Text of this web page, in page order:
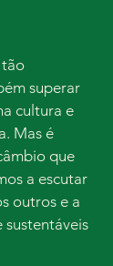
tão
superar
cultura e
Mas é
que
a escutar
outros e a
sustentáveis